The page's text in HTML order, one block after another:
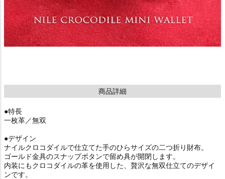
商品詳細
●特長
一枚革／無双
●デザイン
ナイルクロコダイルで仕立てた手のひらサイズの二つ折り財布。
ゴールド金具のスナップボタンで留め具が開閉します。
内装にもクロコダイルの革を使用した、贅沢な無双仕立てのデザイ
ンです。